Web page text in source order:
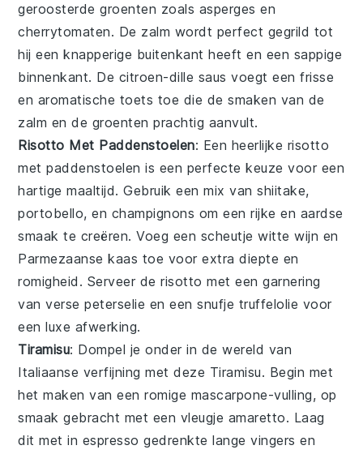
geroosterde groenten zoals asperges en
cherrytomaten. De zalm wordt perfect gegrild tot
hij een knapperige buitenkant heeft en een sappige
binnenkant. De citroen-dille saus voegt een frisse
en aromatische toets toe die de smaken van de
zalm en de groenten prachtig aanvult.
Risotto Met Paddenstoelen: Een heerlijke risotto
met paddenstoelen is een perfecte keuze voor een
hartige maaltijd. Gebruik een mix vanshiitake,
portobello, en champignons om een rijke en aardse
smaak te creëren. Voeg een scheutjewitte wijn en
Parmezaanse kaas toe voor extra diepte en
romigheid. Serveer derisotto met een garnering
van versepeterselie en een snufje truffelolie voor
een luxe afwerking.
Tiramisu: Dompel je onder in de wereld van
Italiaanse verfijning met deze Tiramisu. Begin met
het maken van een romige mascarpone-vulling, op
smaak gebracht met een vleugje amaretto. Laag
dit met in espresso gedrenktelange vingers en